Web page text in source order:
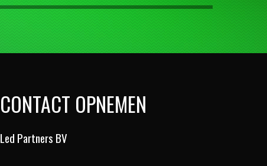
CONTACT OPNEMEN
Led Partners BV